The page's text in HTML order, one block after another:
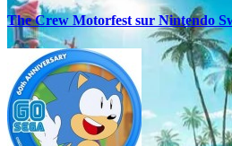
The Crew Motorfest sur Nintendo